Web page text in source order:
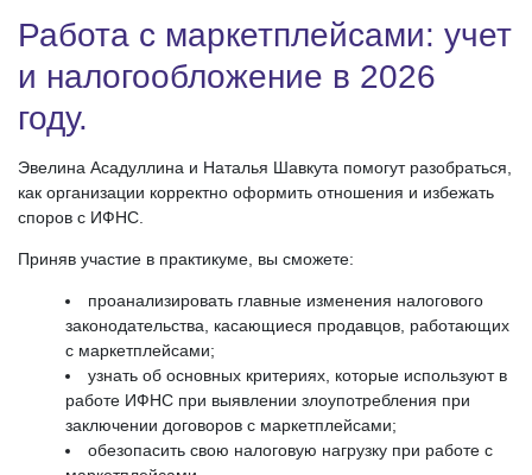
Работа с маркетплейсами: учет
и налогообложение в 2026
году.
Эвелина Асадуллина и Наталья Шавкута помогут разобраться,
как организации корректно оформить отношения и избежать
споров с ИФНС.
Приняв участие в практикуме, вы сможете:
проанализировать главные изменения налогового
законодательства, касающиеся продавцов, работающих
с маркетплейсами;
узнать об основных критериях, которые используют в
работе ИФНС при выявлении злоупотребления при
заключении договоров с маркетплейсами;
обезопасить свою налоговую нагрузку при работе с